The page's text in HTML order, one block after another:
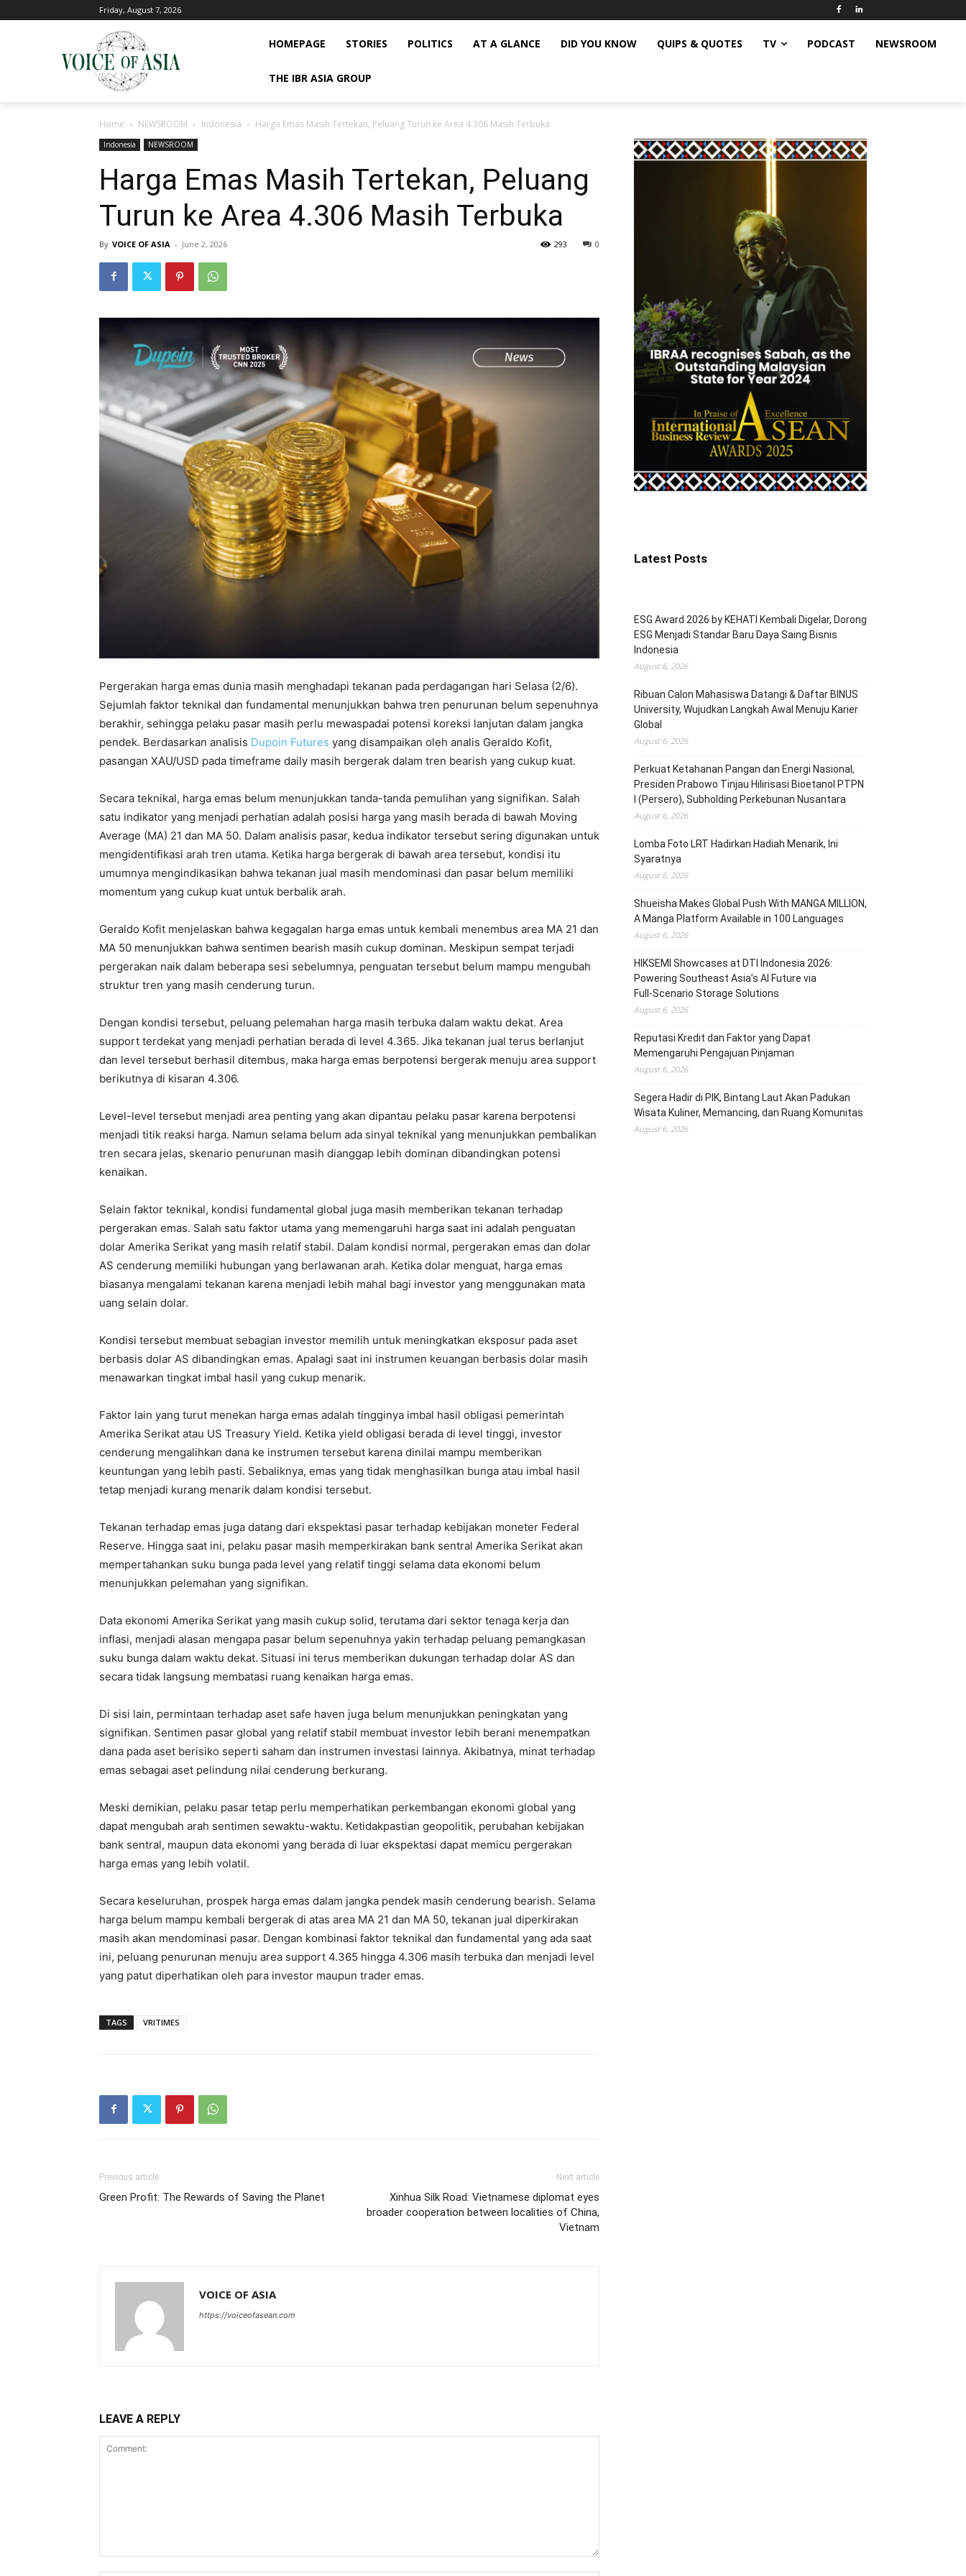
Friday, August 7, 2026
HOMEPAGE STORIES POLITICS AT A GLANCE DID YOU KNOW QUIPS & QUOTES TV PODCAST NEWSROOM
THE IBR ASIA GROUP
Home NEWSROOM Indonesia Harga Emas Masih Tertekan, Peluang Turun ke Area 4.306 Masih Terbuka
Indonesia NEWSROOM
Harga Emas Masih Tertekan, Peluang
Turun ke Area 4.306 Masih Terbuka
By VOICE OF ASIA - June 2, 2026 0
293
Pergerakan harga emas dunia masih menghadapi tekanan pada perdagangan hari Selasa (2/6).
Sejumlah faktor teknikal dan fundamental menunjukkan bahwa tren penurunan belum sepenuhnya
berakhir, sehingga pelaku pasar masih perlu mewaspadai potensi koreksi lanjutan dalam jangka
pendek. Berdasarkan analisis Dupoin Futures yang disampaikan oleh analis Geraldo Kofit,
pasangan XAU/USD pada timeframe daily masih bergerak dalam tren bearish yang cukup kuat.
Secara teknikal, harga emas belum menunjukkan tanda-tanda pemulihan yang signifikan. Salah
satu indikator yang menjadi perhatian adalah posisi harga yang masih berada di bawah Moving
Average (MA) 21 dan MA 50. Dalam analisis pasar, kedua indikator tersebut sering digunakan untuk
mengidentifikasi arah tren utama. Ketika harga bergerak di bawah area tersebut, kondisi itu
umumnya mengindikasikan bahwa tekanan jual masih mendominasi dan pasar belum memiliki
momentum yang cukup kuat untuk berbalik arah.
Geraldo Kofit menjelaskan bahwa kegagalan harga emas untuk kembali menembus area MA 21 dan
MA 50 menunjukkan bahwa sentimen bearish masih cukup dominan. Meskipun sempat terjadi
pergerakan naik dalam beberapa sesi sebelumnya, penguatan tersebut belum mampu mengubah
struktur tren yang masih cenderung turun.
Dengan kondisi tersebut, peluang pelemahan harga masih terbuka dalam waktu dekat. Area
support terdekat yang menjadi perhatian berada di level 4.365. Jika tekanan jual terus berlanjut
dan level tersebut berhasil ditembus, maka harga emas berpotensi bergerak menuju area support
berikutnya di kisaran 4.306.
Level-level tersebut menjadi area penting yang akan dipantau pelaku pasar karena berpotensi
menjadi titik reaksi harga. Namun selama belum ada sinyal teknikal yang menunjukkan pembalikan
tren secara jelas, skenario penurunan masih dianggap lebih dominan dibandingkan potensi
kenaikan.
Selain faktor teknikal, kondisi fundamental global juga masih memberikan tekanan terhadap
pergerakan emas. Salah satu faktor utama yang memengaruhi harga saat ini adalah penguatan
dolar Amerika Serikat yang masih relatif stabil. Dalam kondisi normal, pergerakan emas dan dolar
AS cenderung memiliki hubungan yang berlawanan arah. Ketika dolar menguat, harga emas
biasanya mengalami tekanan karena menjadi lebih mahal bagi investor yang menggunakan mata
uang selain dolar.
Kondisi tersebut membuat sebagian investor memilih untuk meningkatkan eksposur pada aset
berbasis dolar AS dibandingkan emas. Apalagi saat ini instrumen keuangan berbasis dolar masih
menawarkan tingkat imbal hasil yang cukup menarik.
Faktor lain yang turut menekan harga emas adalah tingginya imbal hasil obligasi pemerintah
Amerika Serikat atau US Treasury Yield. Ketika yield obligasi berada di level tinggi, investor
cenderung mengalihkan dana ke instrumen tersebut karena dinilai mampu memberikan
keuntungan yang lebih pasti. Sebaliknya, emas yang tidak menghasilkan bunga atau imbal hasil
tetap menjadi kurang menarik dalam kondisi tersebut.
Tekanan terhadap emas juga datang dari ekspektasi pasar terhadap kebijakan moneter Federal
Reserve. Hingga saat ini, pelaku pasar masih memperkirakan bank sentral Amerika Serikat akan
mempertahankan suku bunga pada level yang relatif tinggi selama data ekonomi belum
menunjukkan pelemahan yang signifikan.
Data ekonomi Amerika Serikat yang masih cukup solid, terutama dari sektor tenaga kerja dan
inflasi, menjadi alasan mengapa pasar belum sepenuhnya yakin terhadap peluang pemangkasan
suku bunga dalam waktu dekat. Situasi ini terus memberikan dukungan terhadap dolar AS dan
secara tidak langsung membatasi ruang kenaikan harga emas.
Di sisi lain, permintaan terhadap aset safe haven juga belum menunjukkan peningkatan yang
signifikan. Sentimen pasar global yang relatif stabil membuat investor lebih berani menempatkan
dana pada aset berisiko seperti saham dan instrumen investasi lainnya. Akibatnya, minat terhadap
emas sebagai aset pelindung nilai cenderung berkurang.
Meski demikian, pelaku pasar tetap perlu memperhatikan perkembangan ekonomi global yang
dapat mengubah arah sentimen sewaktu-waktu. Ketidakpastian geopolitik, perubahan kebijakan
bank sentral, maupun data ekonomi yang berada di luar ekspektasi dapat memicu pergerakan
harga emas yang lebih volatil.
Secara keseluruhan, prospek harga emas dalam jangka pendek masih cenderung bearish. Selama
harga belum mampu kembali bergerak di atas area MA 21 dan MA 50, tekanan jual diperkirakan
masih akan mendominasi pasar. Dengan kombinasi faktor teknikal dan fundamental yang ada saat
ini, peluang penurunan menuju area support 4.365 hingga 4.306 masih terbuka dan menjadi level
yang patut diperhatikan oleh para investor maupun trader emas.
TAGS VRITIMES
Previous article
Green Profit: The Rewards of Saving the Planet
Next article
Xinhua Silk Road: Vietnamese diplomat eyes
broader cooperation between localities of China,
Vietnam
VOICE OF ASIA
https://voiceofasean.com
LEAVE A REPLY
Latest Posts
ESG Award 2026 by KEHATI Kembali Digelar, Dorong
ESG Menjadi Standar Baru Daya Saing Bisnis
Indonesia
August 6, 2026
Ribuan Calon Mahasiswa Datangi & Daftar BINUS
University, Wujudkan Langkah Awal Menuju Karier
Global
August 6, 2026
Perkuat Ketahanan Pangan dan Energi Nasional,
Presiden Prabowo Tinjau Hilirisasi Bioetanol PTPN
I (Persero), Subholding Perkebunan Nusantara
August 6, 2026
Lomba Foto LRT Hadirkan Hadiah Menarik, Ini
Syaratnya
August 6, 2026
Shueisha Makes Global Push With MANGA MILLION,
A Manga Platform Available in 100 Languages
August 6, 2026
HIKSEMI Showcases at DTI Indonesia 2026:
Powering Southeast Asia’s AI Future via
Full‑Scenario Storage Solutions
August 6, 2026
Reputasi Kredit dan Faktor yang Dapat
Memengaruhi Pengajuan Pinjaman
August 6, 2026
Segera Hadir di PIK, Bintang Laut Akan Padukan
Wisata Kuliner, Memancing, dan Ruang Komunitas
August 6, 2026